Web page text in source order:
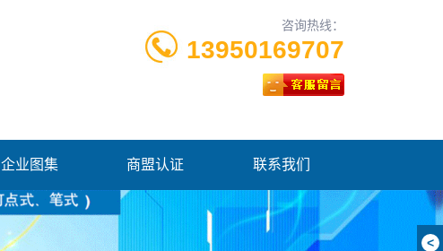
咨询热线：
13950169707
企业图集 商盟认证 联系我们
<